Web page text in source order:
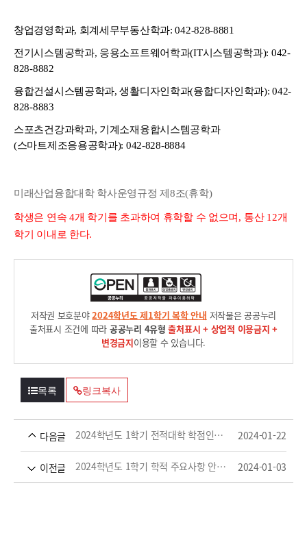
창업경영학과, 회계세무부동산학과: 042-828-8881
전기시스템공학과, 응용소프트웨어학과(IT시스템공학과): 042-
828-8882
융합건설시스템공학과, 생활디자인학과(융합디자인학과): 042-
828-8883
스포츠건강과학과, 기계소재융합시스템공학과
(스마트제조응용공학과): 042-828-8884
미래산업융합대학 학사운영규정 제8조(휴학)
학생은 연속 4개 학기를 초과하여 휴학할 수 없으며 , 통산 12개
학기 이내로 한다.
저작권 보호분야2024학년도 제1학기 복학 안내 저작물은 공공누리
출처표시 조건에 따라 공공누리 4유형 출처표시 + 상업적 이용금지 +
변경금지이용할 수 있습니다.
목록 링크복사
다음글 2024학년도 1학기 전적대학 학점인정 신청 안내 2024-01-22
이전글 2024학년도 1학기 학적 주요사항 안내(재입학, 전과, 심화전공, 학점중복취소) 2024-01-03